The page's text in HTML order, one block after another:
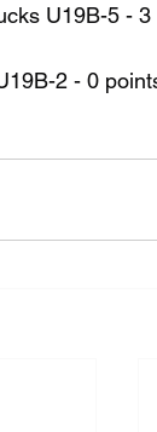
U19B-5 -
2 - 0